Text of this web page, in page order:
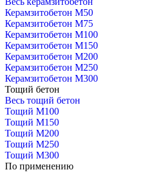
Керамзитобетон М50
Керамзитобетон М75
Керамзитобетон М100
Керамзитобетон М150
Керамзитобетон М200
Керамзитобетон М250
Керамзитобетон М300
Тощий бетон
Весь тощий бетон
Тощий М100
Тощий М150
Тощий М200
Тощий М250
Тощий М300
По применению